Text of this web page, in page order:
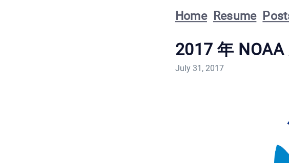
Home Resume
2017 年 NOAA
July 31, 2017